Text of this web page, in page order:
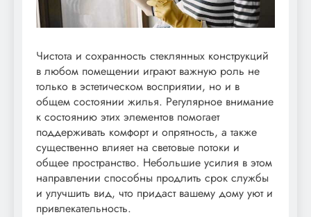
Чистота и сохранность стеклянных конструкций
в любом помещении играют важную роль не
только в эстетическом восприятии, но и в
общем состоянии жилья. Регулярное внимание
к состоянию этих элементов помогает
поддерживать комфорт и опрятность, а также
существенно влияет на световые потоки и
общее пространство. Небольшие усилия в этом
направлении способны продлить срок службы
и улучшить вид, что придаст вашему дому уют и
привлекательность.